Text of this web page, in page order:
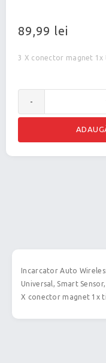
89,99 lei
3 X conector magnet
-
Incarcator Auto
Universal, Smart
X conector magnet 1x